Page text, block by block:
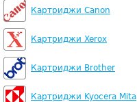
Картриджи Canon
Картриджи Xerox
Картриджи Brother
Картриджи Kyocera Mita